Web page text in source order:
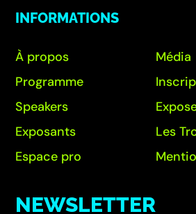
INFORMATIONS
À propos
Programme
Speakers
Exposants
Espace pro
Média
Les
NEWSLETTER